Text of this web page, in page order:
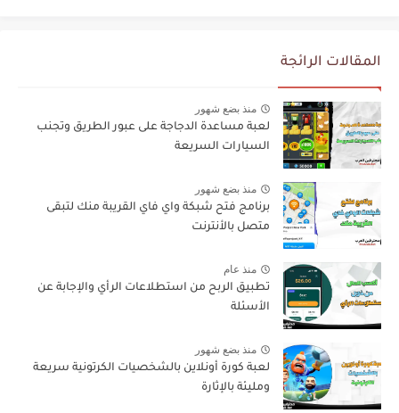
المقالات الرائجة
منذ بضع شهور
لعبة مساعدة الدجاجة على عبور الطريق وتجنب
السيارات السريعة
منذ بضع شهور
برنامج فتح شبكة واي فاي القريبة منك لتبقى
متصل بالأنترنت
منذ عام
تطبيق الربح من استطلاعات الرأي والإجابة عن
الأسئلة
منذ بضع شهور
لعبة كورة أونلاين بالشخصيات الكرتونية سريعة
ومليئة بالإثارة